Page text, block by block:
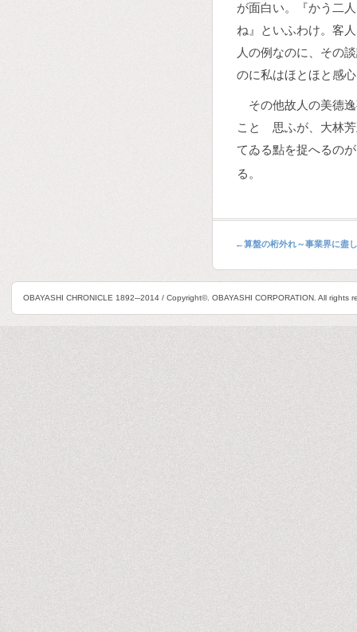
が面白い。『かう二
ね』といふわけ。客
人の例なのに、その
のに私はほとほと感
その他故人の美德
ことゝ思ふが、大林
てゐる點を捉へるの
る。
←算盤の桁外れ～事業界に盡
OBAYASHI CHRONICLE 1892─2014 / Copyright©. OBAYASHI CORPORATION. All rights